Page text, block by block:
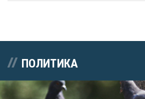
ПОЛИТИКА